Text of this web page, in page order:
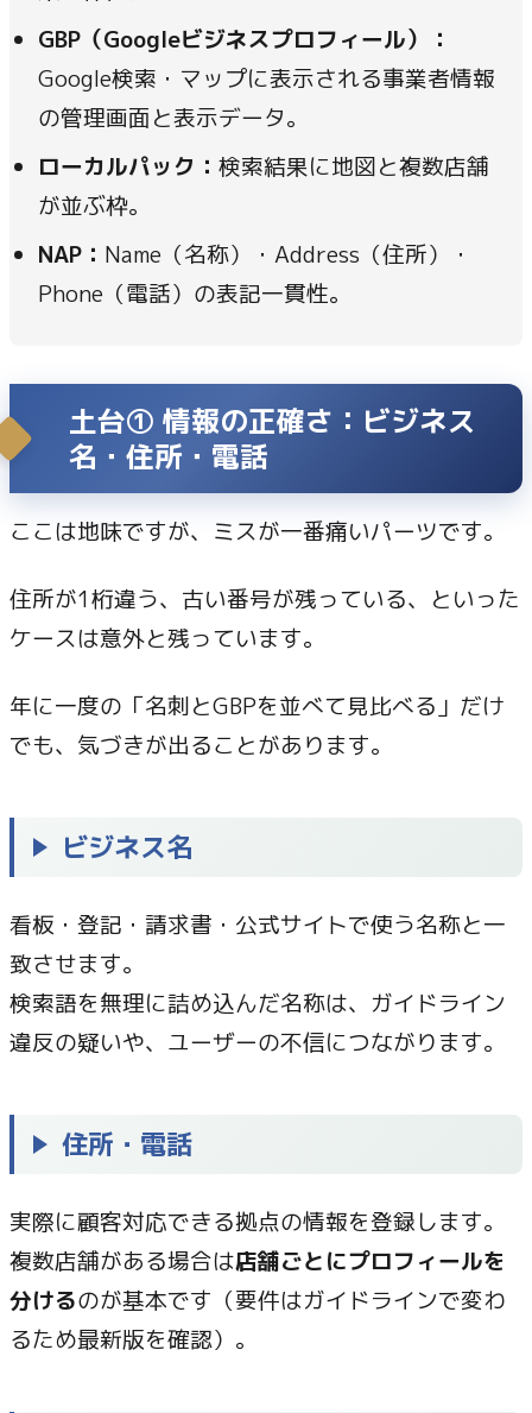
GBP（Googleビジネスプロフィール）：
Google検索・マップに表示される事業者情報
の管理画面と表示データ。
ローカルパック： 検索結果に地図と複数店舗
が並ぶ枠。
NAP： Name（名称）・Address（住所）・
Phone（電話）の表記一貫性。
土台① 情報の正確さ：ビジネス
名・住所・電話
ここは地味ですが、ミスが一番痛いパーツです。
住所が1桁違う、古い番号が残っている、といった
ケースは意外と残っています。
年に一度の「名刺とGBPを並べて見比べる」だけ
でも、気づきが出ることがあります。
ビジネス名
看板・登記・請求書・公式サイトで使う名称と一
致させます。
検索語を無理に詰め込んだ名称は、ガイドライン
違反の疑いや、ユーザーの不信につながります。
住所・電話
実際に顧客対応できる拠点の情報を登録します。
複数店舗がある場合は店舗ごとにプロフィールを
分けるのが基本です（要件はガイドラインで変わ
るため最新版を確認）。